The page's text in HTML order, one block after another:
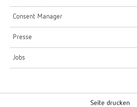
Consent Manager
Presse
Jobs
Seite drucken